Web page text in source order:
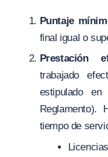
Puntaje
final igual o
Prestación
trabajado
estipulado
Reglamento).
tiempo de